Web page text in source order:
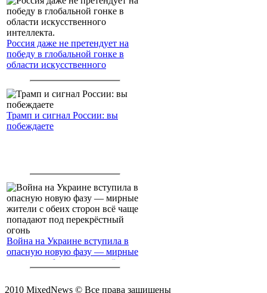
Россия даже не претендует на
победу в глобальной гонке в
области искусственного
Трамп и сигнал России: вы
побеждаете
Война на Украине вступила в
опасную новую фазу — мирные
жители с обеих сторон всё чаще
2010 MixedNews © Все права защищены